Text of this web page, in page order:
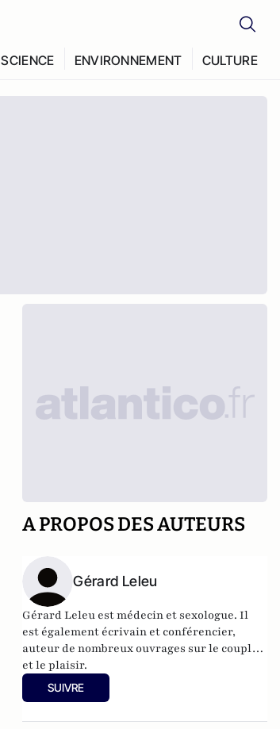
SCIENCE ENVIRONNEMENT CULTURE
A PROPOS DES AUTEURS
Gérard Leleu
Gérard Leleu est médecin et sexologue. Il
est également écrivain et conférencier,
auteur de nombreux ouvrages sur le couple
et le plaisir.
SUIVRE